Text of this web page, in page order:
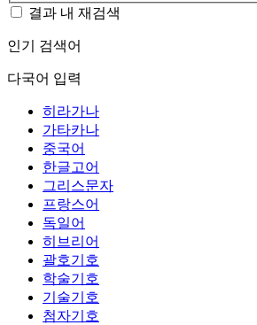
결과 내 재검색
인기 검색어
다국어 입력
히라가나
가타카나
중국어
한글고어
그리스문자
프랑스어
독일어
히브리어
괄호기호
학술기호
기술기호
첨자기호